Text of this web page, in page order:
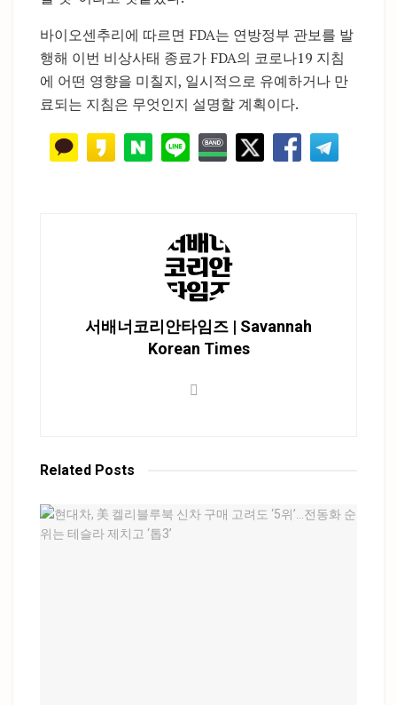
바이오센추리에 따르면 FDA는 연방정부 관보를 발
행해 이번 비상사태 종료가 FDA의 코로나19 지침
에 어떤 영향을 미칠지, 일시적으로 유예하거나 만
료되는 지침은 무엇인지 설명할 계획이다.
서배너코리안타임즈 | Savannah
Korean Times
Related Posts